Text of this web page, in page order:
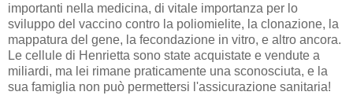
importanti nella medicina, di vitale importanza per lo
sviluppo del vaccino contro la poliomielite, la clonazione, la
mappatura del gene, la fecondazione in vitro, e altro ancora.
Le cellule di Henrietta sono state acquistate e vendute a
miliardi, ma lei rimane praticamente una sconosciuta, e la
sua famiglia non può permettersi l'assicurazione sanitaria!